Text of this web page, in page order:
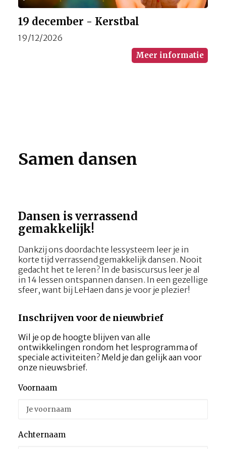
19 december - Kerstbal
19/12/2026
Meer informatie
Samen dansen
Dansen is verrassend
gemakkelijk!
Dankzij ons doordachte lessysteem leer je in
korte tijd verrassend gemakkelijk dansen. Nooit
gedacht het te leren? In de basiscursus leer je al
in 14 lessen ontspannen dansen. In een gezellige
sfeer, want bij LeHaen dans je voor je plezier!
Inschrijven voor de nieuwbrief
Wil je op de hoogte blijven van alle
ontwikkelingen rondom het lesprogramma of
speciale activiteiten? Meld je dan gelijk aan voor
onze nieuwsbrief.
Voornaam
Achternaam